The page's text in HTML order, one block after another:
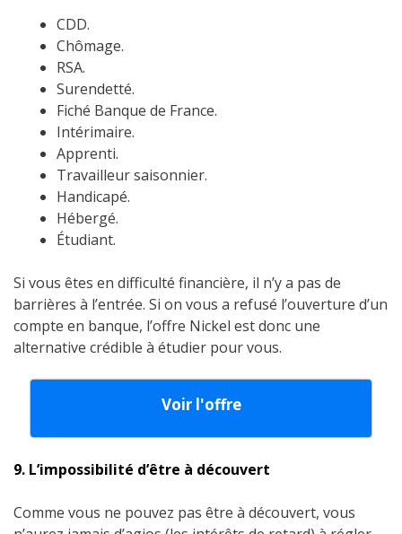
CDD.
Chômage.
RSA.
Surendetté.
Fiché Banque de France.
Intérimaire.
Apprenti.
Travailleur saisonnier.
Handicapé.
Hébergé.
Étudiant.
Si vous êtes en difficulté financière, il n’y a pas de
barrières à l’entrée. Si on vous a refusé l’ouverture d’un
compte en banque, l’offre Nickel est donc une
alternative crédible à étudier pour vous.
Voir l'offre
9. L’impossibilité d’être à découvert
Comme vous ne pouvez pas être à découvert, vous